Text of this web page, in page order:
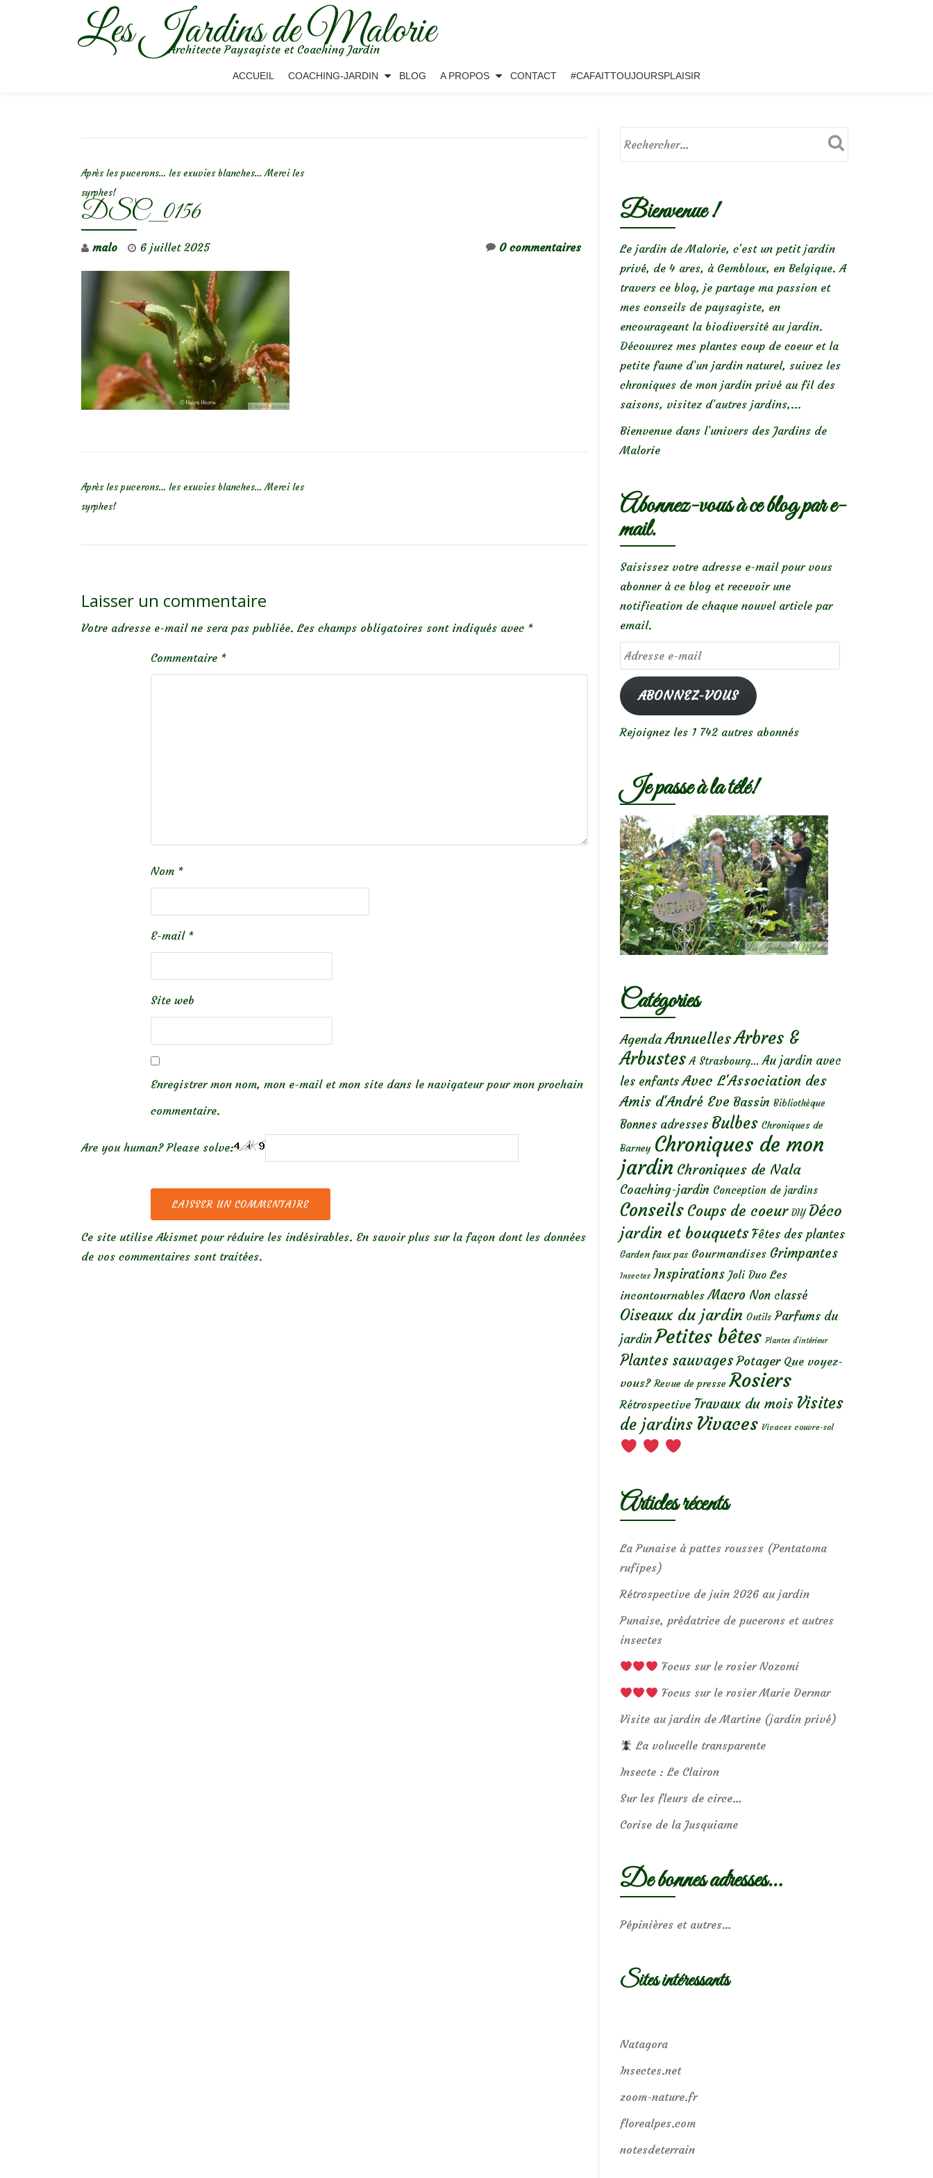
Les Jardins de Malorie
Architecte Paysagiste et Coaching Jardin
ACCUEIL COACHING-JARDIN BLOG A PROPOS CONTACT #CAFAITTOUJOURSPLAISIR
Après les pucerons… les exuvies blanches… Merci les
syrphes!
DSC_0156
malo 6 juillet 2025 0 commentaires
Après les pucerons… les exuvies blanches… Merci les
syrphes!
Laisser un commentaire
Votre adresse e-mail ne sera pas publiée. Les champs obligatoires sont indiqués avec *
Commentaire *
Nom *
E-mail *
Site web
Enregistrer mon nom, mon e-mail et mon site dans le navigateur pour mon prochain
commentaire.
Are you human? Please solve:
Ce site utilise Akismet pour réduire les indésirables. En savoir plus sur la façon dont les données
de vos commentaires sont traitées.
Bienvenue !
Le jardin de Malorie, c'est un petit jardin
privé, de 4 ares, à Gembloux, en Belgique. A
travers ce blog, je partage ma passion et
mes conseils de paysagiste, en
encourageant la biodiversité au jardin.
Découvrez mes plantes coup de coeur et la
petite faune d’un jardin naturel, suivez les
chroniques de mon jardin privé au fil des
saisons, visitez d’autres jardins,...
Bienvenue dans l’univers des Jardins de
Malorie
Abonnez-vous à ce blog par e-
mail.
Saisissez votre adresse e-mail pour vous
abonner à ce blog et recevoir une
notification de chaque nouvel article par
email.
Adresse
e-
mailABONNEZ-VOUS
Rejoignez les 1 742 autres abonnés
Je passe à la télé!
Catégories
Agenda AnnuellesArbres &
Arbustes A Strasbourg... Au jardin avec
les enfants Avec L'Association des
Amis d'André Eve Bassin Bibliothèque
Bonnes adresses Bulbes Chroniques de
Barney Chroniques de mon
jardin Chroniques de Nala
Coaching-jardin Conception de jardins
Conseils Coups de coeur DIY Déco
jardin et bouquets Fêtes des plantes
Garden faux pas Gourmandises Grimpantes
Insectes Inspirations Joli Duo Les
incontournables Macro Non classé
Oiseaux du jardin Outils Parfums du
jardin Petites bêtes Plantes d’intérieur
Plantes sauvages Potager Que voyez-
vous? Revue de presse Rosiers
Rétrospective Travaux du mois Visites
de jardins Vivaces Vivaces couvre-sol
Articles récents
La Punaise à pattes rousses (Pentatoma
rufipes)
Rétrospective de juin 2026 au jardin
Punaise, prédatrice de pucerons et autres
insectes
Focus sur le rosier Nozomi
Focus sur le rosier Marie Dermar
Visite au jardin de Martine (jardin privé)
La volucelle transparente
Insecte : Le Clairon
Sur les fleurs de circe…
Corise de la Jusquiame
De bonnes adresses…
Pépinières et autres…
Sites intéressants
Natagora
Insectes.net
zoom-nature.fr
florealpes.com
notesdeterrain